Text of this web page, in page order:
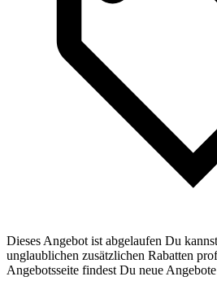
Dieses Angebot ist abgelaufen Du
unglaublichen zusätzlichen Rabatten
Angebotsseite findest Du neue